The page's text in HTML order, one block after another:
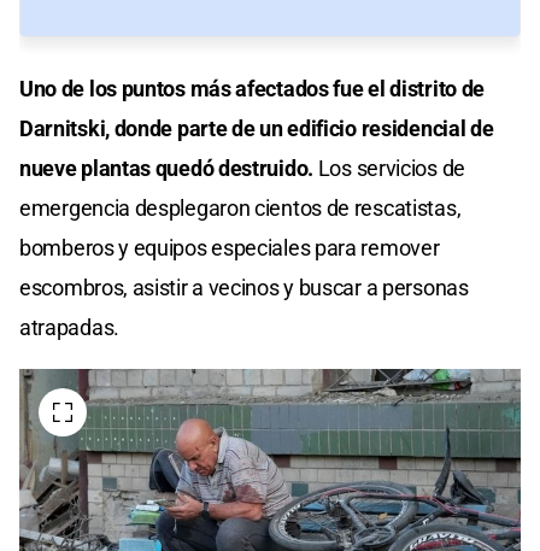
Uno de los puntos más afectados fue el distrito de
Darnitski, donde parte de un edificio residencial de
nueve plantas quedó destruido. Los servicios de
emergencia desplegaron cientos de rescatistas,
bomberos y equipos especiales para remover
escombros, asistir a vecinos y buscar a personas
atrapadas.